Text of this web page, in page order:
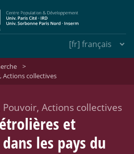
>
Actions collectives
Actions collectives
et
les pays du